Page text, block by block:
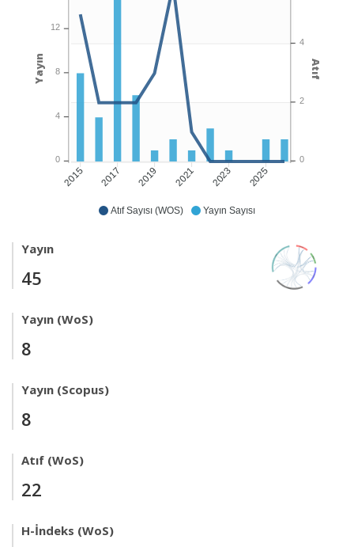
Atıf Sayısı (WOS) Yayın Sayısı
2015 2017 2019 2021 2023 2025
4
2
0
Atıf
12
8
4
0
Yayın
Yayın
45
Yayın (WoS)
8
Yayın (Scopus)
8
Atıf (WoS)
22
H-İndeks (WoS)